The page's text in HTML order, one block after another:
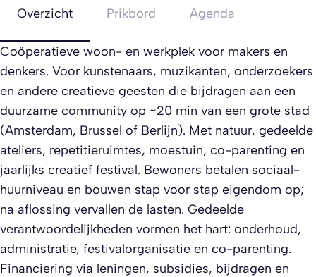
Overzicht Prikbord Agenda
Coöperatieve woon- en werkplek voor makers en
denkers. Voor kunstenaars, muzikanten, onderzoekers
en andere creatieve geesten die bijdragen aan een
duurzame community op ~20 min van een grote stad
(Amsterdam, Brussel of Berlijn). Met natuur, gedeelde
ateliers, repetitieruimtes, moestuin, co-parenting en
jaarlijks creatief festival. Bewoners betalen sociaal-
huurniveau en bouwen stap voor stap eigendom op;
na aflossing vervallen de lasten. Gedeelde
verantwoordelijkheden vormen het hart: onderhoud,
administratie, festivalorganisatie en co-parenting.
Financiering via leningen, subsidies, bijdragen en